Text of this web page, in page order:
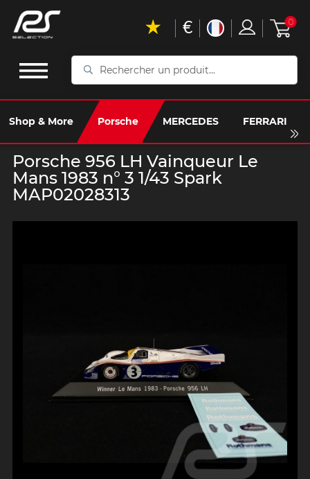
Rechercher
produit...
Shop & More Porsche MERCEDES FERRARI
€ 0
Porsche 956 LH Vainqueur Le
Mans 1983 n° 3 1/43 Spark
MAP02028313